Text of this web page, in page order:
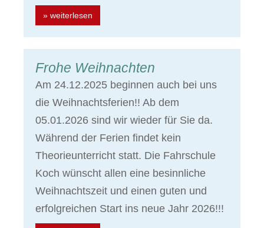
» weiterlesen
Frohe Weihnachten
Am 24.12.2025 beginnen auch bei uns
die Weihnachtsferien!! Ab dem
05.01.2026 sind wir wieder für Sie da.
Während der Ferien findet kein
Theorieunterricht statt. Die Fahrschule
Koch wünscht allen eine besinnliche
Weihnachtszeit und einen guten und
erfolgreichen Start ins neue Jahr 2026!!!